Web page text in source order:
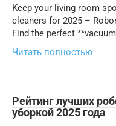
Keep your living room
cleaners for 2025 –
Find the perfect
Читать полностью
Рейтинг лучших
уборкой 2025 года